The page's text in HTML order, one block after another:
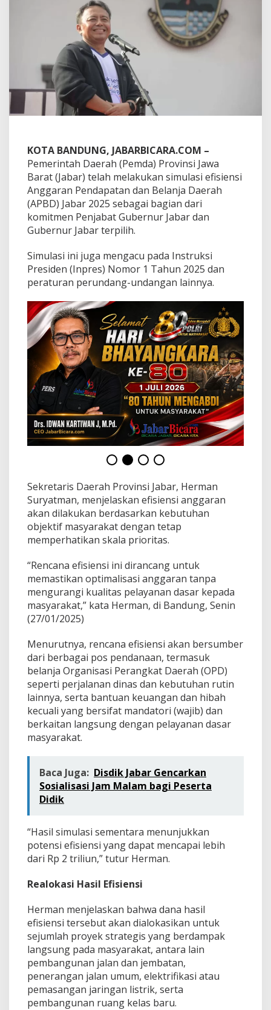
k
a
n
E
i
s
s
i
A
P
B
D
2
0
5
H
i
n
a
R
p
2
T
l
u
n
KOTA BANDUNG, JABARBICARA.COM –
Pemerintah Daerah (Pemda) Provinsi Jawa
Barat (Jabar) telah melakukan simulasi efisiensi
Anggaran Pendapatan dan Belanja Daerah
(APBD) Jabar 2025 sebagai bagian dari
komitmen Penjabat Gubernur Jabar dan
Gubernur Jabar terpilih.
Simulasi ini juga mengacu pada Instruksi
Presiden (Inpres) Nomor 1 Tahun 2025 dan
peraturan perundang-undangan lainnya.
Sekretaris Daerah Provinsi Jabar, Herman
Suryatman, menjelaskan efisiensi anggaran
akan dilakukan berdasarkan kebutuhan
objektif masyarakat dengan tetap
memperhatikan skala prioritas.
“Rencana efisiensi ini dirancang untuk
memastikan optimalisasi anggaran tanpa
mengurangi kualitas pelayanan dasar kepada
masyarakat,” kata Herman, di Bandung, Senin
(27/01/2025)
Menurutnya, rencana efisiensi akan bersumber
dari berbagai pos pendanaan, termasuk
belanja Organisasi Perangkat Daerah (OPD)
seperti perjalanan dinas dan kebutuhan rutin
lainnya, serta bantuan keuangan dan hibah
kecuali yang bersifat mandatori (wajib) dan
berkaitan langsung dengan pelayanan dasar
masyarakat.
Baca Juga: Disdik Jabar Gencarkan
Sosialisasi Jam Malam bagi Peserta
Didik
“Hasil simulasi sementara menunjukkan
potensi efisiensi yang dapat mencapai lebih
dari Rp 2 triliun,” tutur Herman.
Realokasi Hasil Efisiensi
Herman menjelaskan bahwa dana hasil
efisiensi tersebut akan dialokasikan untuk
sejumlah proyek strategis yang berdampak
langsung pada masyarakat, antara lain
pembangunan jalan dan jembatan,
penerangan jalan umum, elektrifikasi atau
pemasangan jaringan listrik, serta
pembangunan ruang kelas baru.